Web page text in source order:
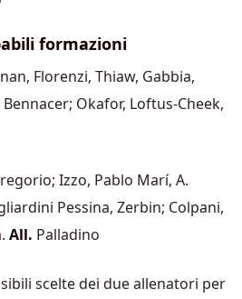
formazioni
Florenzi, Thiaw, Gabbia,
Okafor, Loftus-Cheek,
Izzo, Pablo Marí, A.
Pessina, Zerbin; Colpani,
All. Palladino
scelte dei due allenatori per